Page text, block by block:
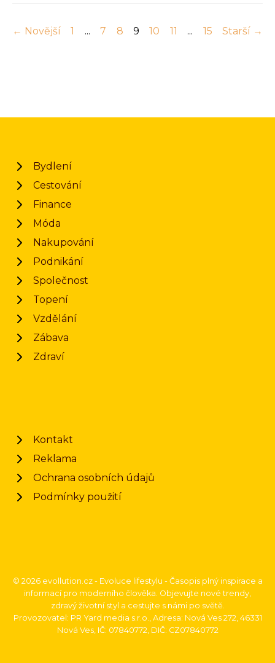
← Novější 1 ... 7 8 9 10 11 ... 15 Starší →
Bydlení
Cestování
Finance
Móda
Nakupování
Podnikání
Společnost
Topení
Vzdělání
Zábava
Zdraví
Kontakt
Reklama
Ochrana osobních údajů
Podmínky použití
© 2026 evollution.cz - Evoluce lifestylu - Časopis plný inspirace a
informací pro moderního člověka. Objevujte nové trendy,
zdravý životní styl a cestujte s námi po světě.
Provozovatel: PR Yard media s.r.o., Adresa: Nová Ves 272, 46331
Nová Ves, IČ: 07840772, DIČ: CZ07840772